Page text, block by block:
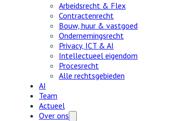
Arbeidsrecht & Flex
Contractenrecht
Bouw, huur & vastgoed
Ondernemingsrecht
Privacy, ICT & AI
Intellectueel eigendom
Procesrecht
Alle rechtsgebieden
AI
Team
Actueel
Over ons